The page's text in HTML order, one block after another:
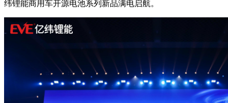
纬锂能商用车开源电池系列新品满电启航。